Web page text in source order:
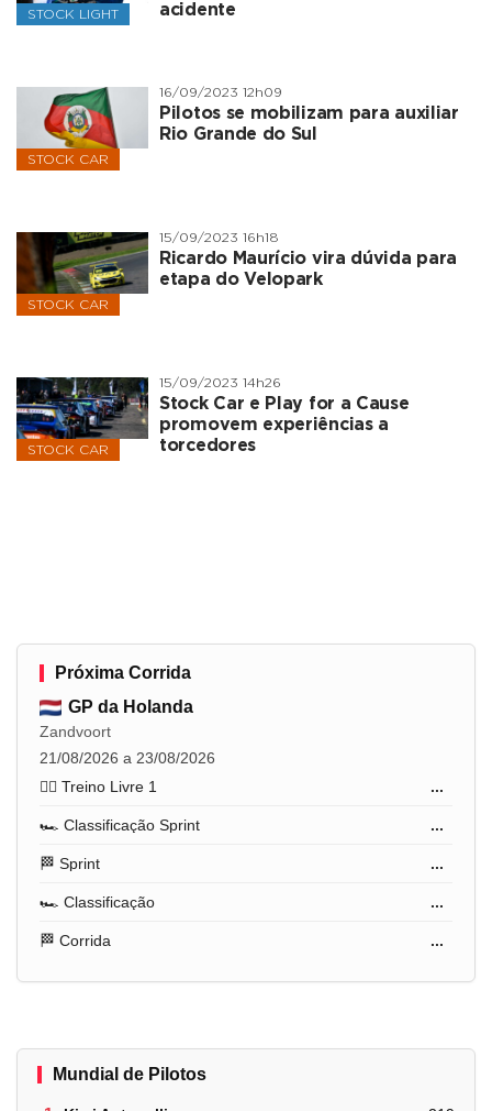
STOCK LIGHT
acidente
STOCK CAR
16/09/2023 12h09
Pilotos se mobilizam para auxiliar
Rio Grande do Sul
STOCK CAR
15/09/2023 16h18
Ricardo Maurício vira dúvida para
etapa do Velopark
STOCK CAR
15/09/2023 14h26
Stock Car e Play for a Cause
promovem experiências a
torcedores
Próxima Corrida
GP da Holanda
Zandvoort
21/08/2026 a 23/08/2026
🏋️‍♂️ Treino Livre 1
...
🏎️ Classificação Sprint ...
🏁 Sprint ...
🏎️ Classificação ...
🏁 Corrida ...
Mundial de Pilotos